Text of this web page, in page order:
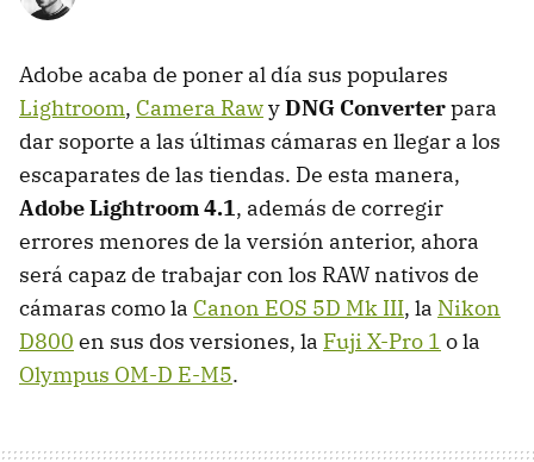
Adobe acaba de poner al día sus populares
Lightroom, Camera RawyDNG Converterpara
dar soporte a las últimas cámaras en llegar a los
escaparates de las tiendas. De esta manera,
Adobe Lightroom 4.1, además de corregir
errores menores de la versión anterior, ahora
será capaz de trabajar con los RAW nativos de
cámaras como la Canon EOS 5D Mk III, la Nikon
D800 en sus dos versiones, la Fuji X-Pro 1 o la
Olympus OM-D E-M5.